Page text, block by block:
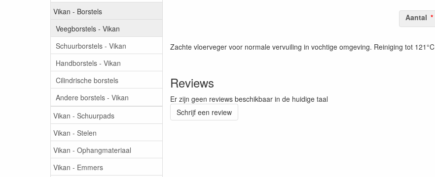
Vikan - Borstels
Veegborstels - Vikan
Schuurborstels - Vikan
Handborstels - Vikan
Cilindrische borstels
Andere borstels - Vikan
Vikan - Schuurpads
Vikan - Stelen
Vikan - Ophangmateriaal
Vikan - Emmers
Aantal
Zachte vloerveger voor normale vervuiling in vochtige omgeving. Reiniging tot 121°C
Reviews
Er zijn geen reviews beschikbaar in de huidige taal
Schrijf een review